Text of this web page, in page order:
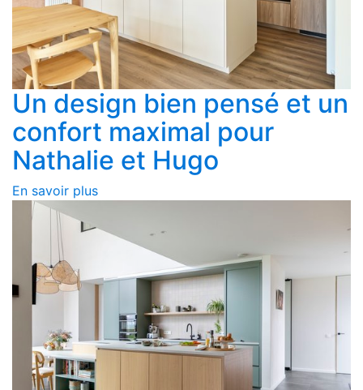
Un design bien pensé et un
confort maximal pour
Nathalie et Hugo
En savoir plus